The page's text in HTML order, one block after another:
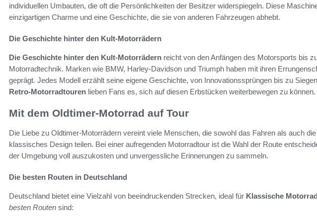
individuellen Umbauten, die oft die Persönlichkeiten der Besitzer widerspiegeln. Diese
einzigartigen Charme und eine Geschichte, die sie von anderen Fahrzeugen abhebt.
Die Geschichte hinter den Kult-Motorrädern
Die Geschichte hinter den Kult-Motorrädern reicht von den Anfängen des Motorsports bis
Motorradtechnik. Marken wie BMW, Harley-Davidson und Triumph haben mit ihren
geprägt. Jedes Modell erzählt seine eigene Geschichte, von Innovationssprüngen bis zu
Retro-Motorradtouren lieben Fans es, sich auf diesen Erbstücken weiterbewegen zu können.
Mit dem Oldtimer-Motorrad auf Tour
Die Liebe zu Oldtimer-Motorrädern vereint viele Menschen, die sowohl das Fahren als auch
klassisches Design teilen. Bei einer aufregenden Motorradtour ist die Wahl der Route
der Umgebung voll auszukosten und unvergessliche Erinnerungen zu sammeln.
Die besten Routen in Deutschland
Deutschland bietet eine Vielzahl von beeindruckenden Strecken, ideal für Klassische
besten Routen sind: